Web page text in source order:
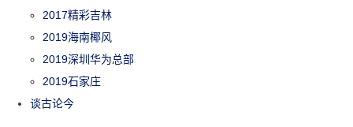
2017精彩吉林
2019海南椰风
2019深圳华为总部
2019石家庄
谈古论今